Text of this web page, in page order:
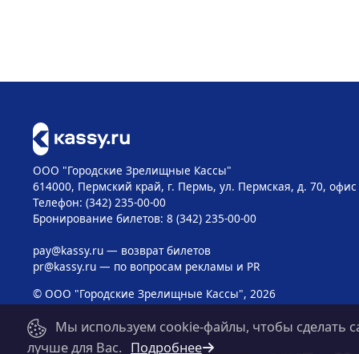
ООО "Городские Зрелищные Кассы"
614000, Пермский край, г. Пермь, ул. Пермская, д. 70, офис
Телефон: (342) 235-00-00
Бронирование билетов: 8 (342) 235-00-00
pay@kassy.ru— возврат билетов
pr@kassy.ru— по вопросам рекламы и PR
© ООО "Городские Зрелищные Кассы", 2026
Мы используем cookie-файлы, чтобы сделать
лучше для Вас. Подробнее